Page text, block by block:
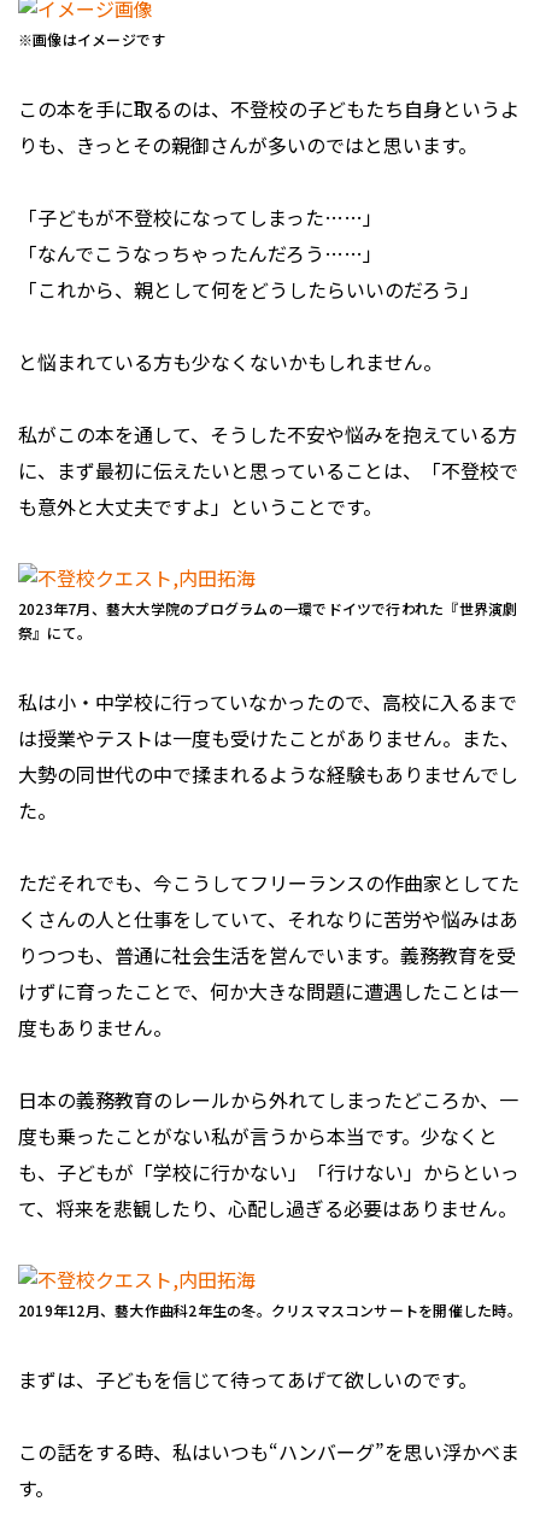
※画像はイメージです
この本を手に取るのは、不登校の子どもたち自身というよ
りも、きっとその親御さんが多いのではと思います。
「子どもが不登校になってしまった……」
「なんでこうなっちゃったんだろう……」
「これから、親として何をどうしたらいいのだろう」
と悩まれている方も少なくないかもしれません。
私がこの本を通して、そうした不安や悩みを抱えている方
に、まず最初に伝えたいと思っていることは、「不登校で
も意外と大丈夫ですよ」ということです。
2023年7月、藝大大学院のプログラムの一環でドイツで行われた『世界演劇
祭』にて。
私は小・中学校に行っていなかったので、高校に入るまで
は授業やテストは一度も受けたことがありません。また、
大勢の同世代の中で揉まれるような経験もありませんでし
た。
ただそれでも、今こうしてフリーランスの作曲家としてた
くさんの人と仕事をしていて、それなりに苦労や悩みはあ
りつつも、普通に社会生活を営んでいます。義務教育を受
けずに育ったことで、何か大きな問題に遭遇したことは一
度もありません。
日本の義務教育のレールから外れてしまったどころか、一
度も乗ったことがない私が言うから本当です。少なくと
も、子どもが「学校に行かない」「行けない」からといっ
て、将来を悲観したり、心配し過ぎる必要はありません。
2019年12月、藝大作曲科2年生の冬。クリスマスコンサートを開催した時。
まずは、子どもを信じて待ってあげて欲しいのです。
この話をする時、私はいつも“ハンバーグ”を思い浮かべま
す。